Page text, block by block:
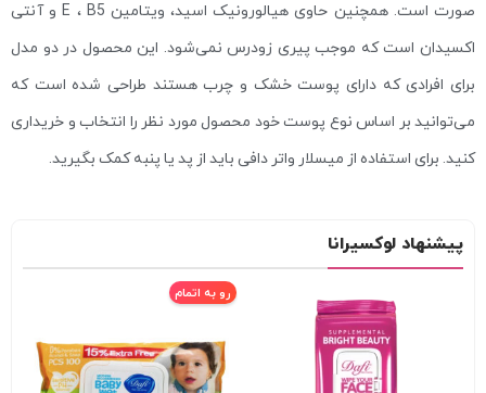
صورت است. همچنین حاوی هیالورونیک اسید، ویتامین E ، B5 و آنتی
اکسیدان است که موجب پیری زودرس نمی‌شود. این محصول در دو مدل
برای افرادی که دارای پوست خشک و چرب هستند طراحی شده است که
می‌توانید بر اساس نوع پوست خود محصول مورد نظر را انتخاب و خریداری
کنید. برای استفاده از میسلار واتر دافی باید از پد یا پنبه کمک بگیرید.
پیشنهاد لوکسیرانا
رو به اتمام